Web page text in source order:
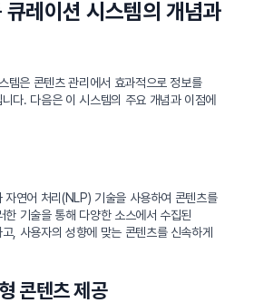
큐레이션 시스템의 개념과
템은 콘텐츠 관리에서 효과적으로 정보를
다. 다음은 이 시스템의 주요 개념과 이점에
자연어 처리(NLP) 기술을 사용하여 콘텐츠를
한 기술을 통해 다양한 소스에서 수집된
, 사용자의 성향에 맞는 콘텐츠를 신속하게
콘텐츠 제공